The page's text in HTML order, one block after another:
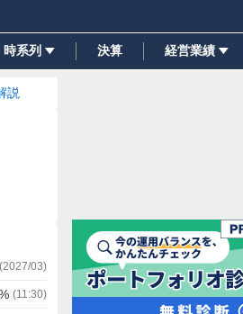
時系列 決算 経営業績
説
(2027/03)
(11:30)